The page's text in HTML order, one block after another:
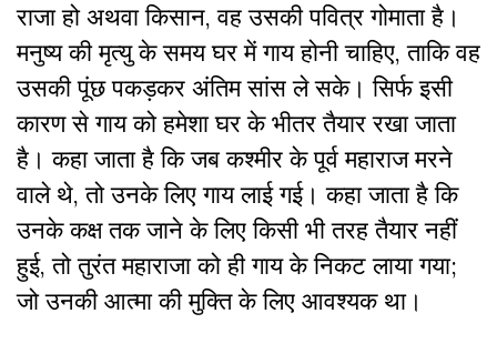
राजा हो अथवा किसान, वह उसकी पवित्र गोमाता है।
मनुष्य की मृत्यु के समय घर में गाय होनी चाहिए, ताकि वह
उसकी पूंछ पकड़कर अंतिम सांस ले सके। सिर्फ इसी
कारण से गाय को हमेशा घर के भीतर तैयार रखा जाता
है। कहा जाता है कि जब कश्मीर के पूर्व महाराज मरने
वाले थे, तो उनके लिए गाय लाई गई। कहा जाता है कि
उनके कक्ष तक जाने के लिए किसी भी तरह तैयार नहीं
हुई, तो तुरंत महाराजा को ही गाय के निकट लाया गया;
जो उनकी आत्मा की मुक्ति के लिए आवश्यक था।